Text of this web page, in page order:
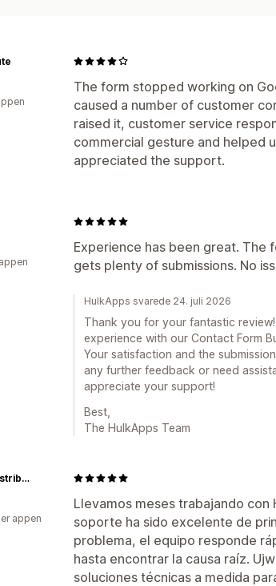
The form stopped working on
caused a number of customer
raised it, customer service
commercial gesture and helped
appreciated the support.
Experience has been great. The
gets plenty of submissions. No
HulkApps svarede 24. juli 2026
Thank you for your fantastic
experience with our Contact Form
Your satisfaction and the
any further feedback or need
appreciate your support!
Best,
The HulkApps Team
Llevamos meses trabajando
soporte ha sido excelente de
problema, el equipo responde
hasta encontrar la causa raíz.
soluciones técnicas a medida
Revesderecho Distribuidor
appen